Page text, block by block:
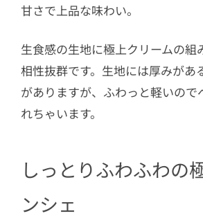
甘さで上品な味わい。
生食感の生地に極上クリームの組
相性抜群です。生地には厚みがあ
がありますが、ふわっと軽いので
れちゃいます。
しっとりふわふわの
ンシェ